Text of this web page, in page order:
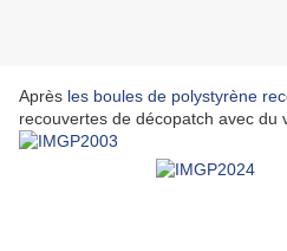
Après les boules de polystyrène
recouvertes de décopatch avec du